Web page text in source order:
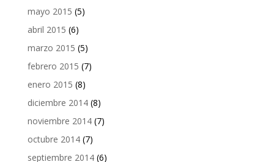
mayo 2015 (5)
abril 2015 (6)
marzo 2015 (5)
febrero 2015 (7)
enero 2015 (8)
diciembre 2014(8)
noviembre 2014(7)
octubre 2014(7)
septiembre 2014(6)